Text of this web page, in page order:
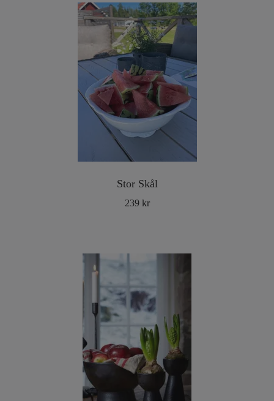
Stor Skål
239 kr